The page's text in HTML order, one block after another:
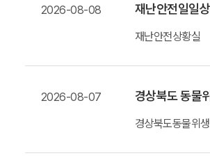
2026-08-08 재난안전일일
재난안전상황실
2026-08-07 경상북도 동물
경상북도동물위